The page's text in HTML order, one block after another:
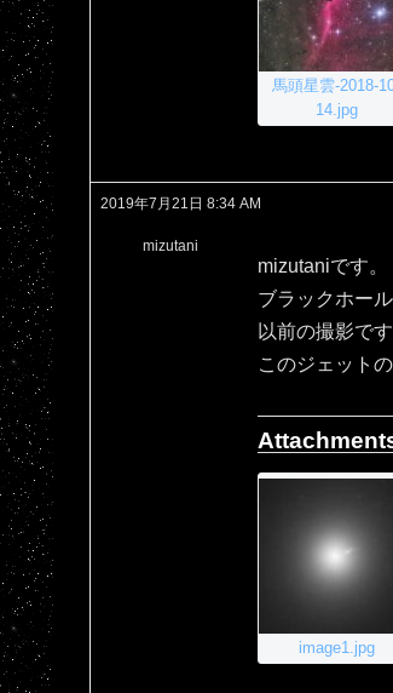
馬頭星雲-2018-
14.jpg
2019年7月21日 8:34 AM
mizutani
mizutaniです。
ブラックホー
以前の撮影で
このジェット
image1.jpg